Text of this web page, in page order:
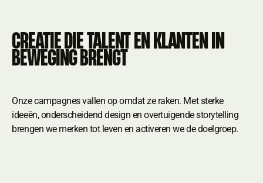
CREATIE DIE TALENT EN KLANTEN IN
BEWEGING BRENGT
Onze campagnes vallen op omdat ze raken. Met sterke
ideeën, onderscheidend design en overtuigende storytelling
brengen we merken tot leven en activeren we de doelgroep.